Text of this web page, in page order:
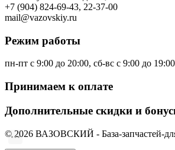
+7 (904) 824-69-43, 22-37-00
mail@vazovskiy.ru
Режим работы
пн-пт с 9:00 до 20:00, сб-вс с 9:00 до 19:00
Принимаем к оплате
Дополнительные скидки и
© 2026 ВАЗОВСКИЙ - База-запчастей-